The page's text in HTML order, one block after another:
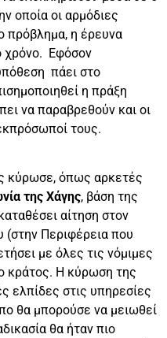
οποία οι αρμόδιες
πρόβλημα, η έρευνα
χρόνο. Εφόσον
πάει στο
η πράξη
να παραβρεθούν και οι
τους.
κύρωσε, όπως αρκετές
της Χάγης, βάση της
αίτηση στον
(στην Περιφέρεια που
με όλες τις νόμιμες
κράτος. Η κύρωση της
ελπίδες στις υπηρεσίες
θα μπορούσε να μειωθεί
θα ήταν πιο